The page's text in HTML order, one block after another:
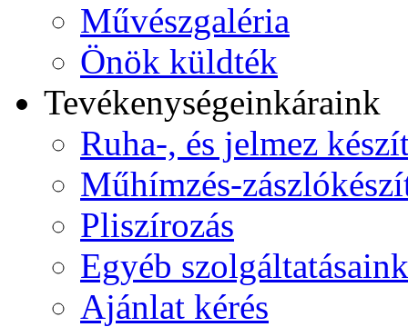
Művészgaléria
Önök küldték
Tevékenységeinkáraink
Ruha-, és jelmez
Műhímzés-
Pliszírozás
Egyéb szolgáltatásaink
Ajánlat kérés